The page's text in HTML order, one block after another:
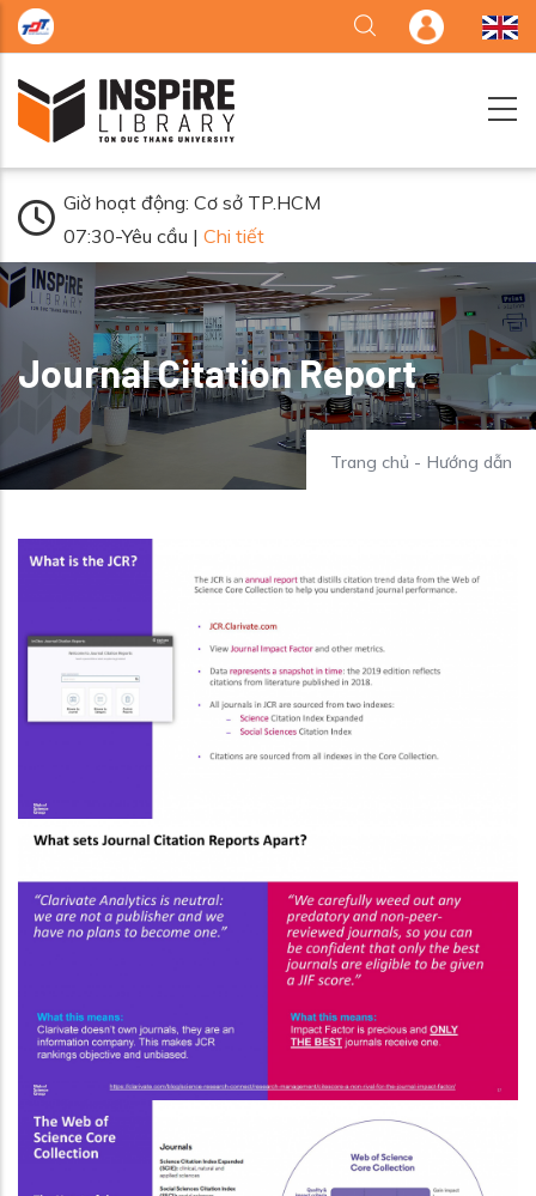
Nhảy đến nội dung
Giờ hoạt động: Cơ sở TP.HCM
07:30-Yêu cầu | Chi tiết
Journal Citation Report
Trang chủ - Hướng dẫn